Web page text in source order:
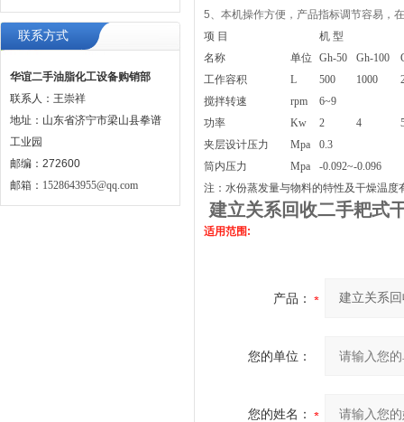
联系方式
华谊二手油脂化工设备购销部
联系人：王崇祥
地址：山东省济宁市梁山县拳谱
工业园
邮编：272600
邮箱： 1528643955@qq.com
5、本机操作方便，产品指标调节容易，
项 目
机 型
名称
单位 Gh-50 Gh-100
工作容积
L 500 1000
搅拌转速
rpm
6~9
功率
Kw 2 4
夹层设计压力
Mpa
0.3
筒内压力
Mpa
-0.092~-0.096
注：水份蒸发量与物料的特性及干燥温
建立关系回收二手耙式
适用范围:
产品：
您的单位：
您的姓名：